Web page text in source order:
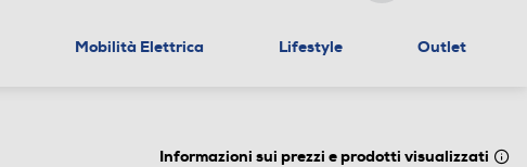
Mobilità Elettrica Lifestyle Outlet
Informazioni sui prezzi e prodotti visualizzati